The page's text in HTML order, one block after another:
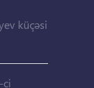
küçəsi
ci